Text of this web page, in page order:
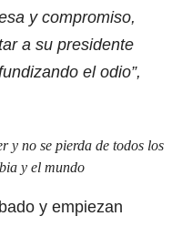
y compromiso,
a su presidente
el odio”,
y no se pierda de todos los
y el mundo
y empiezan